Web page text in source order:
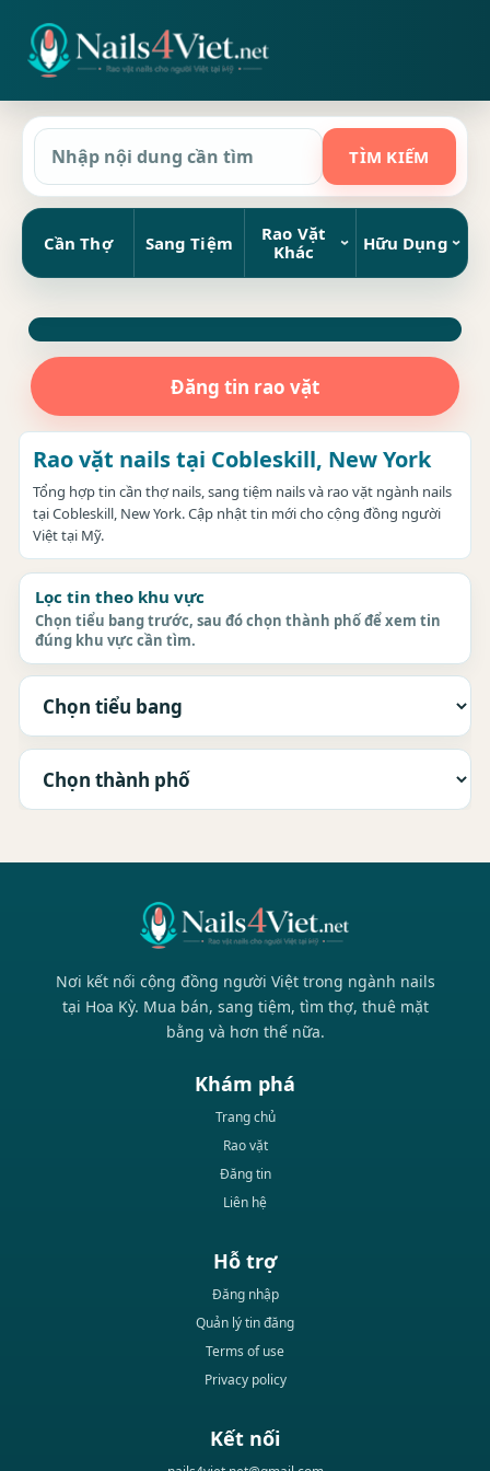
Cần Thợ Sang Tiệm
Rao Vặt
Khác
Hữu Dụng
Đăng tin rao vặt
Rao vặt nails tại Cobleskill, New York
Tổng hợp tin cần thợ nails, sang tiệm nails và rao vặt ngành nails
tại Cobleskill, New York. Cập nhật tin mới cho cộng đồng người
Việt tại Mỹ.
Lọc tin theo khu vực
Chọn tiểu bang trước, sau đó chọn thành phố để xem tin
đúng khu vực cần tìm.
Nơi kết nối cộng đồng người Việt trong ngành nails
tại Hoa Kỳ. Mua bán, sang tiệm, tìm thợ, thuê mặt
bằng và hơn thế nữa.
Khám phá
Trang chủ
Rao vặt
Đăng tin
Liên hệ
Hỗ trợ
Đăng nhập
Quản lý tin đăng
Terms of use
Privacy policy
Kết nối